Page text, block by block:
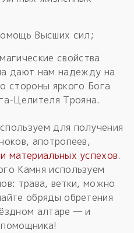
Высших сил;
магические свойства
дают нам надежду на
стороны яркого Бога
Целителя Трояна.
для получения
апотропеев,
материальных успехов.
Камня используем
трава, ветки, можно
обряды обретения
алтаре — и